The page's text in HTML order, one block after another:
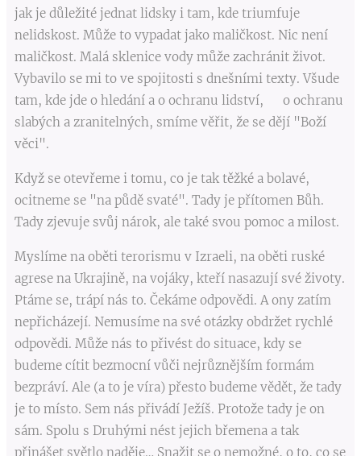
jak je důležité jednat lidsky i tam, kde triumfuje
nelidskost. Může to vypadat jako maličkost. Nic není
maličkost. Malá sklenice vody může zachránit život.
Vybavilo se mi to ve spojitosti s dnešními texty. Všude
tam, kde jde o hledání a o ochranu lidství, o ochranu
slabých a zranitelných, smíme věřit, že se dějí "Boží
věci".
Když se otevřeme i tomu, co je tak těžké a bolavé,
ocitneme se "na půdě svaté". Tady je přítomen Bůh.
Tady zjevuje svůj nárok, ale také svou pomoc a milost.
Myslíme na oběti terorismu v Izraeli, na oběti ruské
agrese na Ukrajině, na vojáky, kteří nasazují své životy.
Ptáme se, trápí nás to. Čekáme odpovědi. A ony zatím
nepřicházejí. Nemusíme na své otázky obdržet rychlé
odpovědi. Může nás to přivést do situace, kdy se
budeme cítit bezmocní vůči nejrůznějším formám
bezpráví. Ale (a to je víra) přesto budeme vědět, že tady
je to místo. Sem nás přivádí Ježíš. Protože tady je on
sám. Spolu s Druhými nést jejich břemena a tak
přinášet světlo naděje… Snažit se o nemožné, o to, co se